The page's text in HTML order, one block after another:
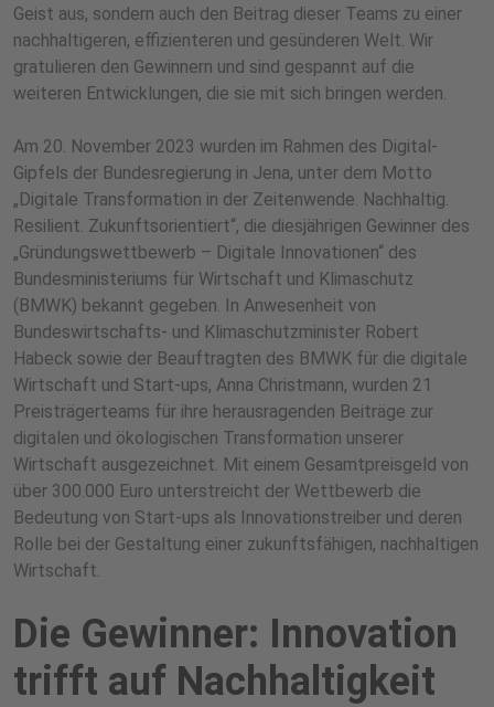
Geist aus, sondern auch den Beitrag dieser Teams zu einer
nachhaltigeren, effizienteren und gesünderen Welt. Wir
gratulieren den Gewinnern und sind gespannt auf die
weiteren Entwicklungen, die sie mit sich bringen werden.
Am 20. November 2023 wurden im Rahmen des Digital-
Gipfels der Bundesregierung in Jena, unter dem Motto
„Digitale Transformation in der Zeitenwende. Nachhaltig.
Resilient. Zukunftsorientiert“, die diesjährigen Gewinner des
„Gründungswettbewerb – Digitale Innovationen“ des
Bundesministeriums für Wirtschaft und Klimaschutz
(BMWK) bekannt gegeben. In Anwesenheit von
Bundeswirtschafts- und Klimaschutzminister Robert
Habeck sowie der Beauftragten des BMWK für die digitale
Wirtschaft und Start-ups, Anna Christmann, wurden 21
Preisträgerteams für ihre herausragenden Beiträge zur
digitalen und ökologischen Transformation unserer
Wirtschaft ausgezeichnet. Mit einem Gesamtpreisgeld von
über 300.000 Euro unterstreicht der Wettbewerb die
Bedeutung von Start-ups als Innovationstreiber und deren
Rolle bei der Gestaltung einer zukunftsfähigen, nachhaltigen
Wirtschaft.
Die Gewinner: Innovation
trifft auf Nachhaltigkeit